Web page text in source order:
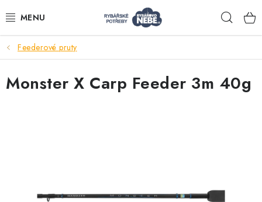
na
Akce
Navijáky
Nástrahy a krmení
Feederové pruty
Monster X Carp Feeder 3m 40g